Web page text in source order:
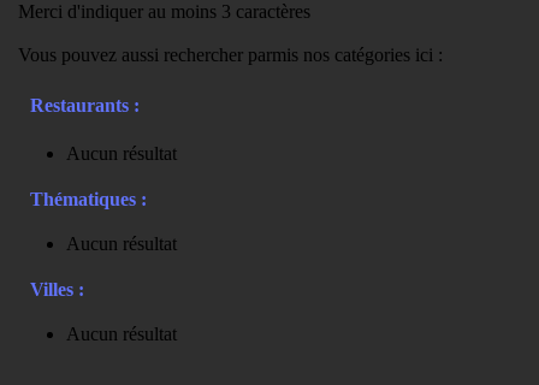
Merci d'indiquer au moins 3 caractères
Vous pouvez aussi rechercher parmis nos catégories ici :
Restaurants :
Aucun résultat
Thématiques :
Aucun résultat
Villes :
Aucun résultat